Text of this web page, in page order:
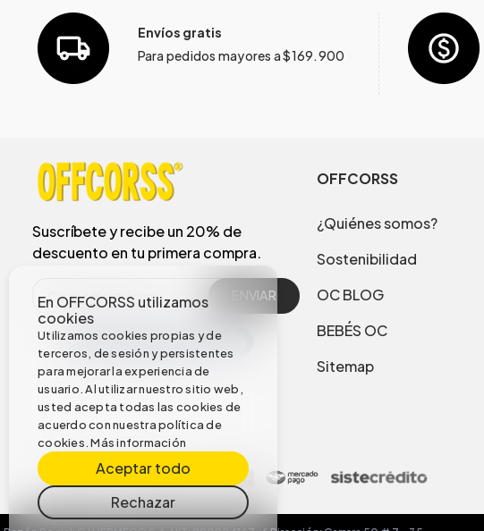
En OFFCORSS utilizamos
cookies
Utilizamos cookies propias y de
terceros, de sesión y persistentes
para mejorar la experiencia de
usuario. Al utilizar nuestro sitio web,
usted acepta todas las cookies de
acuerdo con nuestra política de
cookies.Más información
Aceptar todo
Rechazar
Envíos gratis
Para pedidos mayores a $169.900
Suscríbete y recibe un 20% de
descuento en tu primera compra.
ENVIAR
OFFCORSS
¿Quiénes somos?
Sostenibilidad
OC BLOG
BEBÉS OC
Sitemap